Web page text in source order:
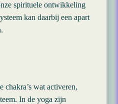
spirituele ontwikkeling
kan daarbij een apart
chakra’s wat activeren,
In de yoga zijn